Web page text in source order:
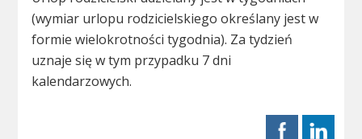
(wymiar urlopu rodzicielskiego określany jest w
formie wielokrotności tygodnia). Za tydzień
uznaje się w tym przypadku 7 dni
kalendarzowych.